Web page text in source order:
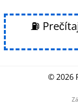
⛽
© 2026